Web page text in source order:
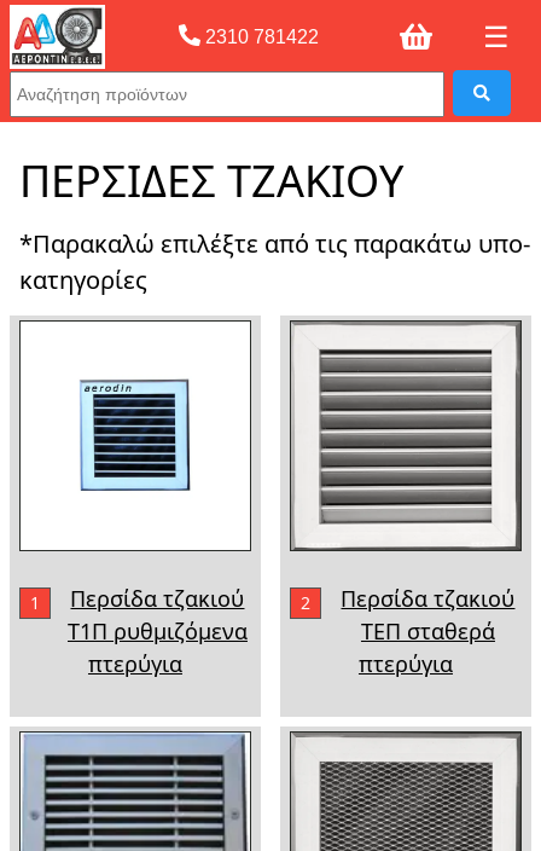
Αρχική σελίδας»ΠΕΡΣΙΔΕΣ ΤΖΑΚΙΟΥ
2310 781422 ☰
ΠΕΡΣΙΔΕΣ ΤΖΑΚΙΟΥ
*Παρακαλώ επιλέξτε από τις παρακάτω υπο-
κατηγορίες
1
Περσίδα τζακιού
Τ1Π ρυθμιζόμενα
πτερύγια
2
Περσίδα τζακιού
ΤΕΠ σταθερά
πτερύγια